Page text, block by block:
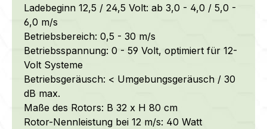
Ladebeginn 12,5 / 24,5 Volt: ab 3,0 - 4,0 / 5,0 -
6,0 m/s
Betriebsbereich: 0,5 - 30 m/s
Betriebsspannung: 0 - 59 Volt, optimiert für 12-
Volt Systeme
Betriebsgeräusch: < Umgebungsgeräusch / 30
dB max.
Maße des Rotors: B 32 x H 80 cm
Rotor-Nennleistung bei 12 m/s: 40 Watt